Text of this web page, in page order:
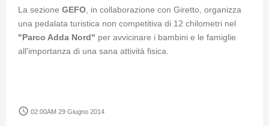
La sezione GEFO , in collaborazione con Giretto, organizza
una pedalata turistica non competitiva di 12 chilometri nel
"Parco Adda Nord" per avvicinare i bambini e le famiglie
all'importanza di una sana attività fisica.
access_time 02:00AM 29 Giugno 2014